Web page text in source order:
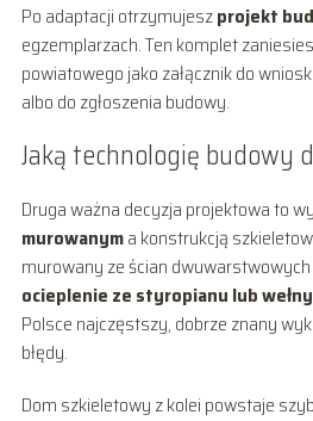
Po adaptacji otrzymujeszprojekt
egzemplarzach. Ten komplet
powiatowego jako załącznik do
albo do zgłoszenia budowy.
Jaką technologię budowy
Druga ważna decyzja projektowa to
murowanyma konstrukcją
murowany ze ścian
ocieplenie ze styropianu lub
Polsce najczęstszy, dobrze znany
błędy.
Dom szkieletowy z kolei powstaje